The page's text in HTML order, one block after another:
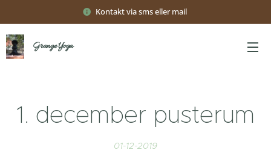
Kontakt via sms eller mail
Grange Yoga
1. december pusterum
01-12-2019